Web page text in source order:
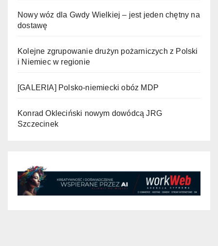
Nowy wóz dla Gwdy Wielkiej – jest jeden chętny na
dostawę
Kolejne zgrupowanie drużyn pożarniczych z Polski
i Niemiec w regionie
[GALERIA] Polsko-niemiecki obóz MDP
Konrad Okleciński nowym dowódcą JRG
Szczecinek